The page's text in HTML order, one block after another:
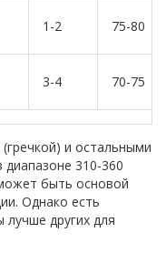
1-2 75-80
3-4 70-75
и остальными
диапазоне 310-360
быть основой
Однако есть
других для